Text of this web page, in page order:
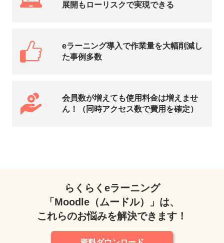
展開もローリスクで実現できる
eラーニング導入で作業量を大幅削減し
た事例多数
会員数が増えても使用料金は増えませ
ん！（同時アクセス数で費用を確定）
らくらくeラーニング
「Moodle（ムードル）」は、
これらのお悩みを解決できます！